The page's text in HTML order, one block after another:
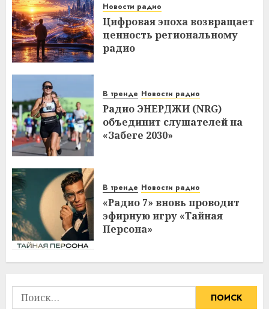
Новости радио
Цифровая эпоха возвращает
ценность региональному
радио
В тренде Новости радио
Радио ЭНЕРДЖИ (NRG)
объединит слушателей на
«Забеге 2030»
В тренде Новости радио
«Радио 7» вновь проводит
эфирную игру «Тайная
Персона»
Найти: